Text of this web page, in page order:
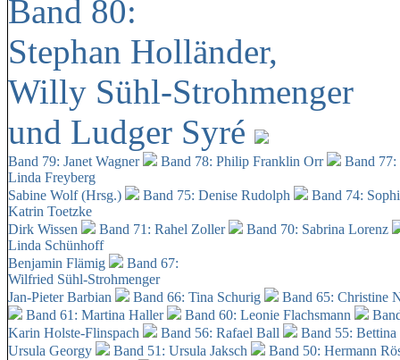
Band 80:
Stephan Holländer,
Willy Sühl-Strohmenger
und Ludger Syré
Band 79: Janet Wagner Band 78: Philip Franklin Orr
Band
Linda Freyberg
Sabine Wolf (Hrsg.)
Band 75: Denise Rudolph
Band 74:
Katrin Toetzke
Dirk Wissen
Band 71: Rahel Zoller
Band 70: Sabrina Lorenz
Linda Schünhoff
Benjamin Flämig
Band 67:
Wilfried Sühl-Strohmenger
Jan-Pieter Barbian
Band 66: Tina Schurig
Band 65: Christine
Band 61: Martina Haller
Band 60: Leonie Flachsmann
Karin Holste-Flinspach
Band 56: Rafael Ball
Band 55:
Ursula Georgy
Band 51: Ursula Jaksch Band 50: Hermann